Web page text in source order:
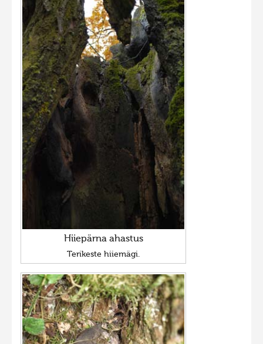
Hiiepärna ahastus
Terikeste hiiemägi.